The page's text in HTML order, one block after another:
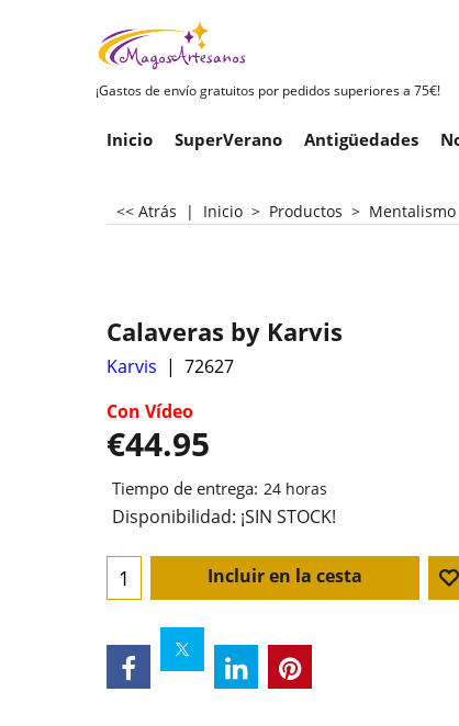
¡Gastos de envío gratuitos por pedidos superiores a 75€!
Inicio SuperVerano Antigüedades
<< Atrás | Inicio > Productos > Mentalismo
Calaveras by Karvis
Karvis
72627
Con Vídeo
€44.95
Tiempo de entrega: 24 horas
Disponibilidad: ¡SIN STOCK!
Incluir en la cesta